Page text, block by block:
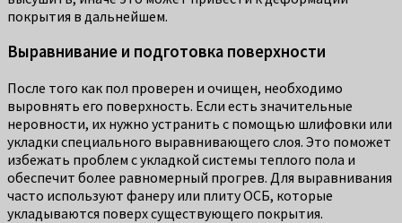
покрытия в дальнейшем.
Выравнивание и подготовка поверхности
После того как пол проверен и очищен, необходимо
выровнять его поверхность. Если есть значительные
неровности, их нужно устранить с помощью шлифовки или
укладки специального выравнивающего слоя. Это поможет
избежать проблем с укладкой системы теплого пола и
обеспечит более равномерный прогрев. Для выравнивания
часто используют фанеру или плиту ОСБ, которые
укладываются поверх существующего покрытия.